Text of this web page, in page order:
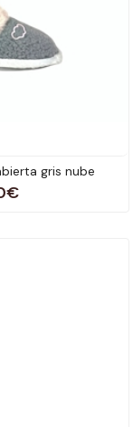
gris nube